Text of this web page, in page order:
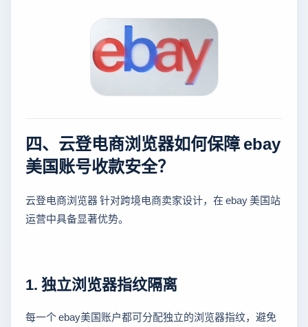
四、云登电商浏览器如何保障 ebay
美国账号收款安全？
云登电商浏览器 针对跨境电商卖家设计，在 ebay 美国站
运营中具备显著优势。
1. 独立浏览器指纹隔离
每一个 ebay美国账户都可分配独立的浏览器指纹，避免